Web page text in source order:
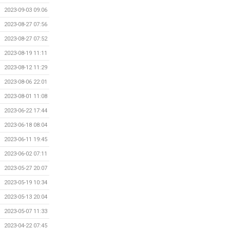
2023-09-03 09:06
2023-08-27 07:56
2023-08-27 07:52
2023-08-19 11:11
2023-08-12 11:29
2023-08-06 22:01
2023-08-01 11:08
2023-06-22 17:44
2023-06-18 08:04
2023-06-11 19:45
2023-06-02 07:11
2023-05-27 20:07
2023-05-19 10:34
2023-05-13 20:04
2023-05-07 11:33
2023-04-22 07:45